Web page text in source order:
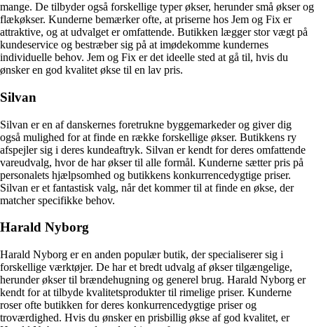
mange. De tilbyder også forskellige typer økser, herunder små økser og
flækøkser. Kunderne bemærker ofte, at priserne hos Jem og Fix er
attraktive, og at udvalget er omfattende. Butikken lægger stor vægt på
kundeservice og bestræber sig på at imødekomme kundernes
individuelle behov. Jem og Fix er det ideelle sted at gå til, hvis du
ønsker en god kvalitet økse til en lav pris.
Silvan
Silvan er en af danskernes foretrukne byggemarkeder og giver dig
også mulighed for at finde en række forskellige økser. Butikkens ry
afspejler sig i deres kundeaftryk. Silvan er kendt for deres omfattende
vareudvalg, hvor de har økser til alle formål. Kunderne sætter pris på
personalets hjælpsomhed og butikkens konkurrencedygtige priser.
Silvan er et fantastisk valg, når det kommer til at finde en økse, der
matcher specifikke behov.
Harald Nyborg
Harald Nyborg er en anden populær butik, der specialiserer sig i
forskellige værktøjer. De har et bredt udvalg af økser tilgængelige,
herunder økser til brændehugning og generel brug. Harald Nyborg er
kendt for at tilbyde kvalitetsprodukter til rimelige priser. Kunderne
roser ofte butikken for deres konkurrencedygtige priser og
troværdighed. Hvis du ønsker en prisbillig økse af god kvalitet, er